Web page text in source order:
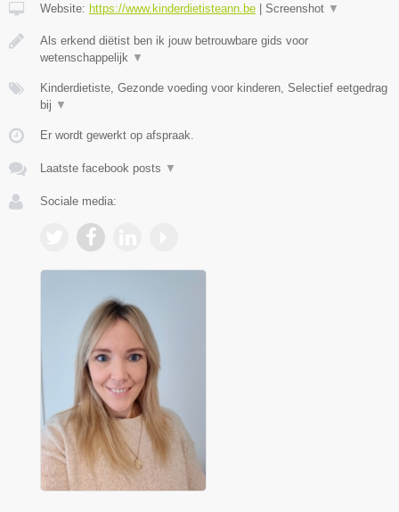
Website: https://www.kinderdietisteann.be | Screenshot ▼
Als erkend diëtist ben ik jouw betrouwbare gids voor
wetenschappelijk ▼
Kinderdietiste, Gezonde voeding voor kinderen, Selectief eetgedrag
bij ▼
Er wordt gewerkt op afspraak.
Laatste facebook posts ▼
Sociale media: